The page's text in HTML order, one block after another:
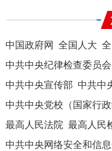
中国政府网 全国人大
中共中央纪律检查委员
中共中央宣传部 中共中
中共中央党校（国家行政
最高人民法院 最高人民
中共中央网络安全和信